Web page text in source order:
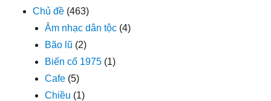
Chủ đề (463)
Âm nhạc dân tộc (4)
Bão lũ (2)
Biến cố 1975 (1)
Cafe (5)
Chiều (1)